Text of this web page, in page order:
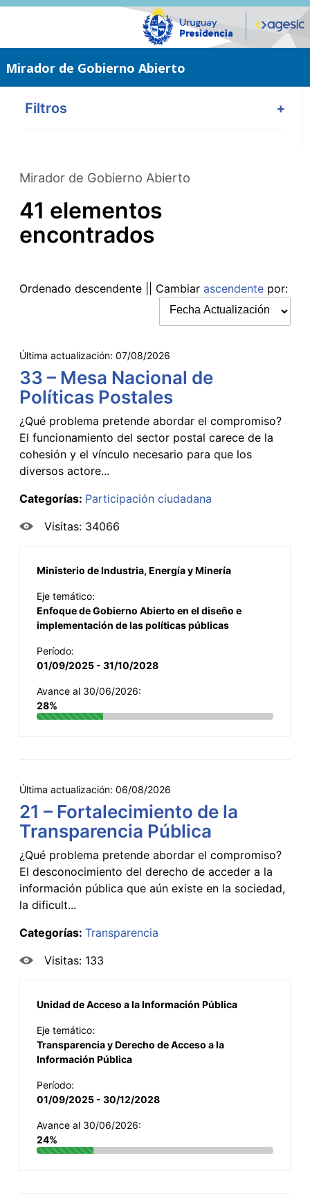
Saltar
Mirador de Gobierno Abierto
Filtros +
Mirador de Gobierno Abierto
41 elementos
encontrados
Ordenado descendente || Cambiar ascendente por:
Última actualización: 07/08/2026
33 – Mesa Nacional de
Políticas Postales
¿Qué problema pretende abordar el compromiso?
El funcionamiento del sector postal carece de la
cohesión y el vínculo necesario para que los
diversos actore...
Categorías: Participación ciudadana
Visitas: 34066
Ministerio de Industria, Energía y Minería
Eje temático:
Enfoque de Gobierno Abierto en el diseño e
implementación de las políticas públicas
Período:
01/09/2025 - 31/10/2028
Avance al 30/06/2026:
28%
Última actualización: 06/08/2026
21 – Fortalecimiento de la
Transparencia Pública
¿Qué problema pretende abordar el compromiso?
El desconocimiento del derecho de acceder a la
información pública que aún existe en la sociedad,
la dificult...
Categorías: Transparencia
Visitas: 133
Unidad de Acceso a la Información Pública
Eje temático:
Transparencia y Derecho de Acceso a la
Información Pública
Período:
01/09/2025 - 30/12/2028
Avance al 30/06/2026:
24%